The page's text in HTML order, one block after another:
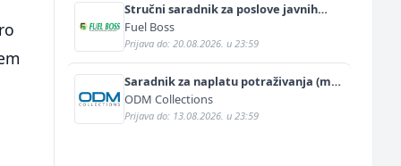
Stručni saradnik za poslove javnih
nabavki (m/ž)
Fuel Boss
Prijava do: 20.08.2026. u 23:59
Saradnik za naplatu potraživanja (m/
ž)
ODM Collections
Prijava do: 13.08.2026. u 23:59